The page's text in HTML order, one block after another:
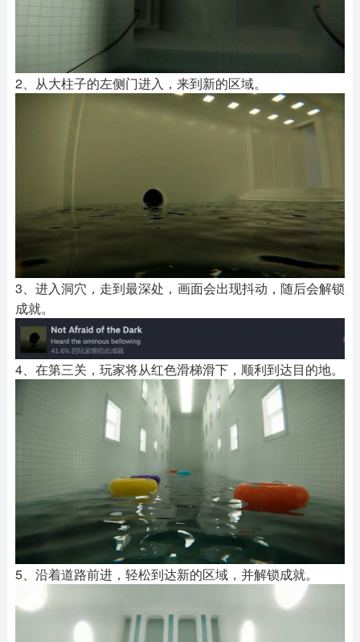
2、从大柱子的左侧门进入，来到新的区域。
3、进入洞穴，走到最深处，画面会出现抖动，随后会解锁
成就。
4、在第三关，玩家将从红色滑梯滑下，顺利到达目的地。
5、沿着道路前进，轻松到达新的区域，并解锁成就。